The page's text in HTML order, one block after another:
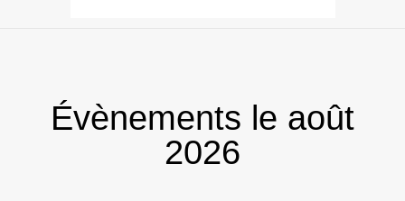
Évènements le août
2026